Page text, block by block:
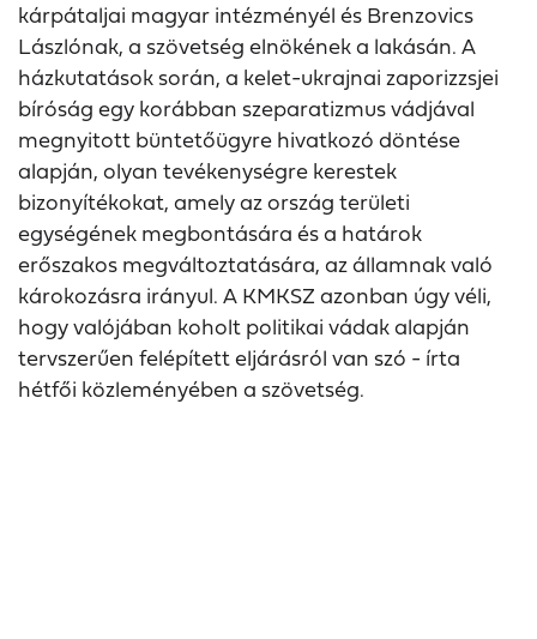
kárpátaljai magyar intézményél és Brenzovics
Lászlónak, a szövetség elnökének a lakásán. A
házkutatások során, a kelet-ukrajnai zaporizzsjei
bíróság egy korábban szeparatizmus vádjával
megnyitott büntetőügyre hivatkozó döntése
alapján, olyan tevékenységre kerestek
bizonyítékokat, amely az ország területi
egységének megbontására és a határok
erőszakos megváltoztatására, az államnak való
károkozásra irányul. A KMKSZ azonban úgy véli,
hogy valójában koholt politikai vádak alapján
tervszerűen felépített eljárásról van szó - írta
hétfői közleményében a szövetség.